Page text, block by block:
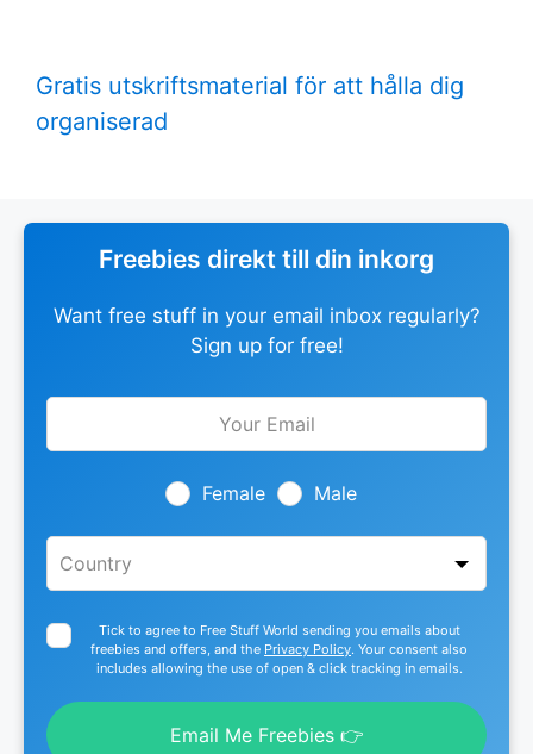
Gratis utskriftsmaterial för att hålla dig
organiserad
Freebies direkt till din inkorg
Want free stuff in your email inbox regularly?
Sign up for free!
Leave
Female Male
Tick to agree to Free Stuff World sending you emails about
freebies and offers, and the Privacy Policy. Your consent also
includes allowing the use of open & click tracking in emails.
Email Me Freebies 👉